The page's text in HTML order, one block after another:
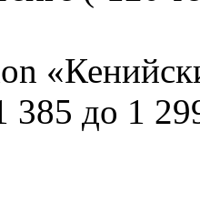
385 до 1